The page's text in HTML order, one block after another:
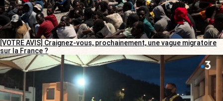
[VOTRE AVIS] Craignez-vous, prochainement, une vague migratoire
sur la France ?